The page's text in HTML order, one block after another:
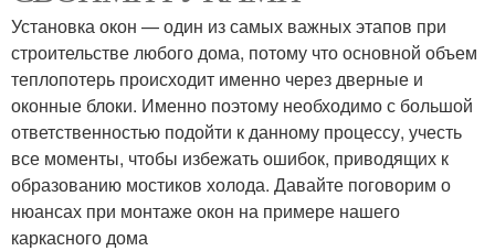
Установка окон — один из самых важных этапов при
строительстве любого дома, потому что основной объем
теплопотерь происходит именно через дверные и
оконные блоки. Именно поэтому необходимо с большой
ответственностью подойти к данному процессу, учесть
все моменты, чтобы избежать ошибок, приводящих к
образованию мостиков холода. Давайте поговорим о
нюансах при монтаже окон на примере нашего
каркасного дома